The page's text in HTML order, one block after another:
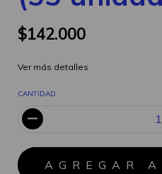
$142.000
Ver más detalles
CANTIDAD